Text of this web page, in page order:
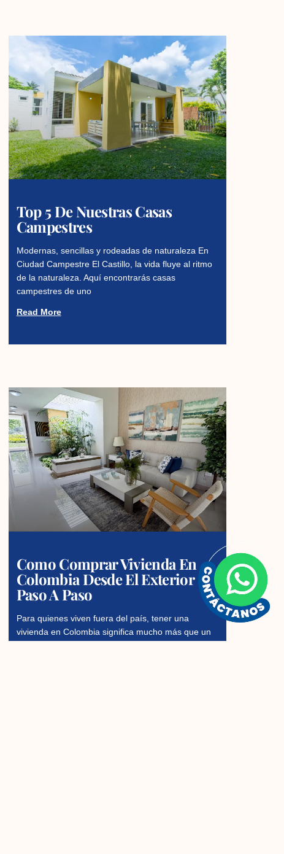
Top 5 De Nuestras Casas
Campestres
Modernas, sencillas y rodeadas de naturaleza En
Ciudad Campestre El Castillo, la vida fluye al ritmo
de la naturaleza. Aquí encontrarás casas
campestres de uno
Read More
Como Comprar Vivienda En
Colombia Desde El Exterior
Paso A Paso
Para quienes viven fuera del país, tener una
vivienda en Colombia significa mucho más que un